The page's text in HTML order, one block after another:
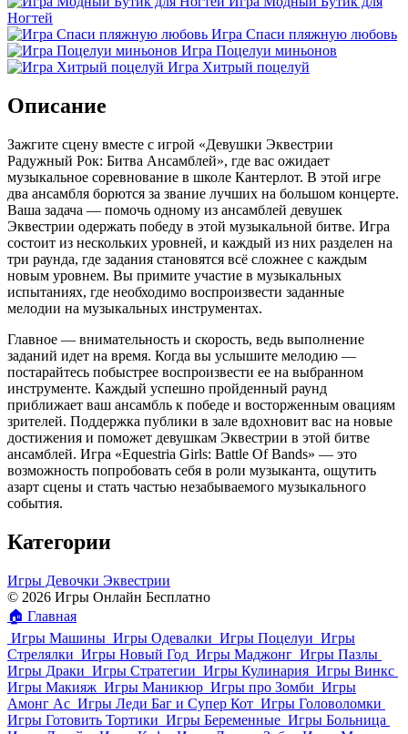
Ногтей
Игра Спаси пляжную любовь
Игра Поцелуи миньонов
Игра Хитрый поцелуй
Описание
Зажгите сцену вместе с игрой «Девушки Эквестрии
Радужный Рок: Битва Ансамблей», где вас ожидает
музыкальное соревнование в школе Кантерлот. В этой игре
два ансамбля борются за звание лучших на большом концерте.
Ваша задача — помочь одному из ансамблей девушек
Эквестрии одержать победу в этой музыкальной битве. Игра
состоит из нескольких уровней, и каждый из них разделен на
три раунда, где задания становятся всё сложнее с каждым
новым уровнем. Вы примите участие в музыкальных
испытаниях, где необходимо воспроизвести заданные
мелодии на музыкальных инструментах.
Главное — внимательность и скорость, ведь выполнение
заданий идет на время. Когда вы услышите мелодию —
постарайтесь побыстрее воспроизвести ее на выбранном
инструменте. Каждый успешно пройденный раунд
приближает ваш ансамбль к победе и восторженным овациям
зрителей. Поддержка публики в зале вдохновит вас на новые
достижения и поможет девушкам Эквестрии в этой битве
ансамблей. Игра «Equestria Girls: Battle Of Bands» — это
возможность попробовать себя в роли музыканта, ощутить
азарт сцены и стать частью незабываемого музыкального
события.
Категории
Игры Девочки Эквестрии
© 2026 Игры Онлайн Бесплатно
🏠 Главная
Игры Машины Игры Одевалки Игры Поцелуи Игры
Стрелялки Игры Новый Год Игры Маджонг Игры Пазлы
Игры Драки Игры Стратегии Игры Кулинария Игры Винкс
Игры Макияж Игры Маникюр Игры про Зомби Игры
Амонг Ас Игры Леди Баг и Супер Кот Игры Головоломки
Игры Готовить Тортики Игры Беременные Игры Больница